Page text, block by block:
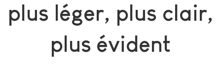
plus léger, plus clair,
plus évident